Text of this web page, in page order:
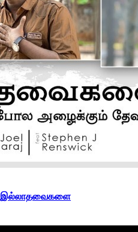
இல்லாதவைகளை